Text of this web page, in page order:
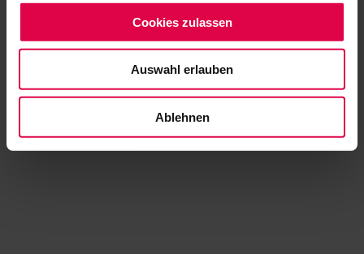
Cookies zulassen
Auswahl erlauben
Ablehnen